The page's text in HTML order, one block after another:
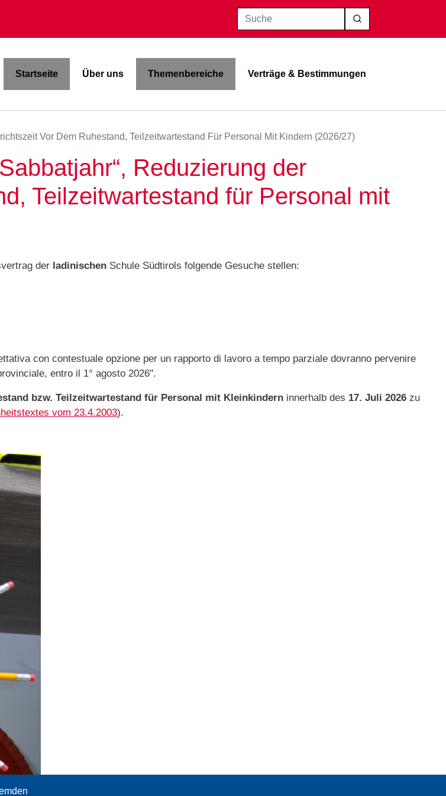
Suche
Startseite Über uns Themenbereiche Verträge & Bestimmungen
Vor Dem Ruhestand, Teilzeitwartestand Für Personal Mit Kindern (2026/27)
Reduzierung der
Teilzeitwartestand für Personal mit
der ladinischen Schule Südtirols folgende Gesuche stellen:
con contestuale opzione per un rapporto di lavoro a tempo parziale dovranno pervenire
entro il 1° agosto 2026".
bzw. Teilzeitwartestand für Personal mit Kleinkindern innerhalb des 17. Juli 2026 zu
vom 23.4.2003).